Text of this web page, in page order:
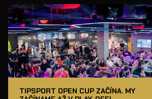
TIPSPORT OPEN CUP ZAČÍNA. MY